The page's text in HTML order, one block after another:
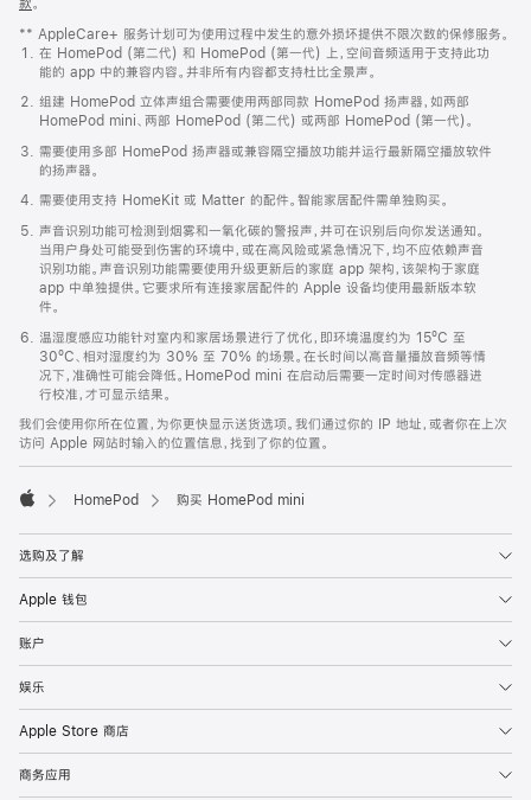
款。
窗
口
中
打
开)
** AppleCare+ 服务计划可为使用过程中发生的意外损坏提供不限次数的保修服务。
在 HomePod (第二代) 和 HomePod (第一代) 上，空间音频适用于支持此功
能的 app 中的兼容内容。并非所有内容都支持杜比全景声。
组建 HomePod 立体声组合需要使用两部同款 HomePod 扬声器，如两部
HomePod mini、两部 HomePod (第二代) 或两部 HomePod (第一代)。
需要使用多部 HomePod 扬声器或兼容隔空播放功能并运行最新隔空播放软件
的扬声器。
需要使用支持 HomeKit 或 Matter 的配件。智能家居配件需单独购买。
声音识别功能可检测到烟雾和一氧化碳的警报声，并可在识别后向你发送通知。
当用户身处可能受到伤害的环境中，或在高风险或紧急情况下，均不应依赖声音
识别功能。声音识别功能需要使用升级更新后的家庭 app 架构，该架构于家庭
app 中单独提供。它要求所有连接家居配件的 Apple 设备均使用最新版本软
件。
温湿度感应功能针对室内和家居场景进行了优化，即环境温度约为 15ºC 至
30ºC、相对湿度约为 30% 至 70% 的场景。在长时间以高音量播放音频等情
况下，准确性可能会降低。HomePod mini 在启动后需要一定时间对传感器进
行校准，才可显示结果。
我们会使用你所在位置，为你更快显示送货选项。我们通过你的 IP 地址，或者你在上次
访问 Apple 网站时输入的位置信息，找到了你的位置。
HomePod 购买 HomePod mini
选购及了解
Apple 钱包
账户
娱乐
Apple Store 商店
商务应用